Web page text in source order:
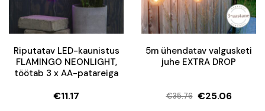
Riputatav LED-kaunistus
FLAMINGO NEONLIGHT,
töötab 3 x AA-patareiga
€11.17
5m ühendatav valgusketi
juhe EXTRA DROP
€35.76
Algne
€25.06
Current